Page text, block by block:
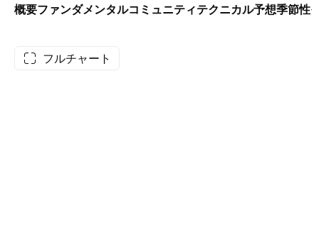
概要ファンダメンタルコミュニティテクニカル予想季節性
フルチャート